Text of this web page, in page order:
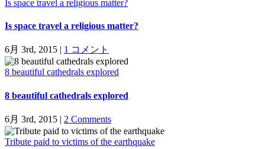
Is space travel a religious matter?
Is space travel a religious matter?
6月 3rd, 2015 | 1 コメント
8 beautiful cathedrals explored
8 beautiful cathedrals explored
6月 3rd, 2015 | 2 Comments
Tribute paid to victims of the earthquake